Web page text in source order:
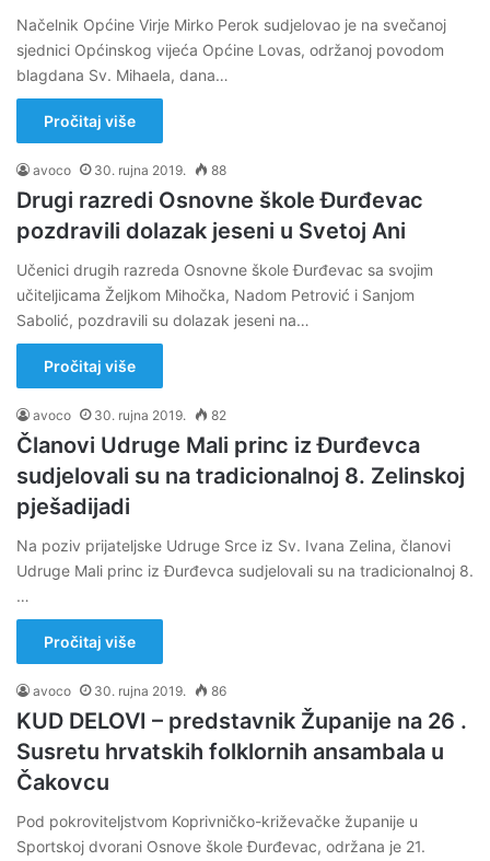
Načelnik Općine Virje Mirko Perok sudjelovao je na svečanoj
sjednici Općinskog vijeća Općine Lovas, održanoj povodom
blagdana Sv. Mihaela, dana…
Pročitaj više
avoco 30. rujna 2019. 88
Drugi razredi Osnovne škole Đurđevac
pozdravili dolazak jeseni u Svetoj Ani
Učenici drugih razreda Osnovne škole Đurđevac sa svojim
učiteljicama Željkom Mihočka, Nadom Petrović i Sanjom
Sabolić, pozdravili su dolazak jeseni na…
Pročitaj više
avoco 30. rujna 2019. 82
Članovi Udruge Mali princ iz Đurđevca
sudjelovali su na tradicionalnoj 8. Zelinskoj
pješadijadi
Na poziv prijateljske Udruge Srce iz Sv. Ivana Zelina, članovi
Udruge Mali princ iz Đurđevca sudjelovali su na tradicionalnoj 8.
…
Pročitaj više
avoco 30. rujna 2019. 86
KUD DELOVI – predstavnik Županije na 26 .
Susretu hrvatskih folklornih ansambala u
Čakovcu
Pod pokroviteljstvom Koprivničko-križevačke županije u
Sportskoj dvorani Osnove škole Đurđevac, održana je 21.